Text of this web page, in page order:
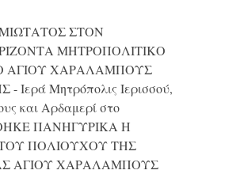
ΣΤΟΝ
ΜΗΤΡΟΠΟΛΙΤΙΚΟ
ΑΓΙΟΥ ΧΑΡΑΛΑΜΠΟΥΣ
Ιερά Μητρόπολις Ιερισσού,
και Αρδαμερίστο
ΠΑΝΗΓΥΡΙΚΑ Η
ΠΟΛΙΟΥΧΟΥ ΤΗΣ
ΑΓΙΟΥ ΧΑΡΑΛΑΜΠΟΥΣ